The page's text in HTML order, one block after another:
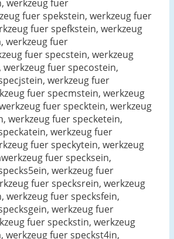
werkzeug fuer
fuer spekstein, werkzeug fuer
fuer spefkstein, werkzeug
werkzeug fuer
fuer specstein, werkzeug
fuer specostein,
werkzeug fuer
fuer specmstein, werkzeug
fuer specktein, werkzeug
werkzeug fuer specketein,
werkzeug fuer
fuer speckytein, werkzeug
fuer specksein,
werkzeug fuer
fuer specksrein, werkzeug
werkzeug fuer specksfein,
werkzeug fuer
fuer speckstin, werkzeug
werkzeug fuer speckst4in,